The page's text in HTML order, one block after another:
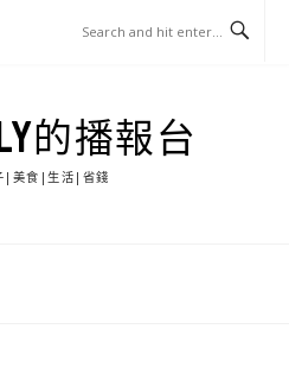
的播報台
|美食|生活|省錢